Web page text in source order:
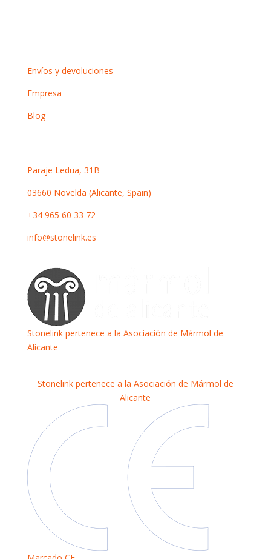
Envíos y devoluciones
Empresa
Blog
Paraje Ledua, 31B
03660 Novelda (Alicante, Spain)
+34 965 60 33 72
info@stonelink.es
Stonelink pertenece a la Asociación de Mármol de
Alicante
Stonelink pertenece a la Asociación de Mármol de
Alicante